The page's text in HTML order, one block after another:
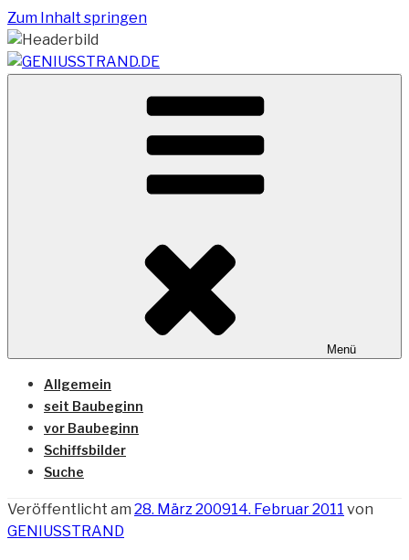
Zum Inhalt springen
GENIUSSTRAND.DE
Vom Geniusstrand zum JadeWeserPort/Container
Terminal Wilhelmshaven
Menü
Allgemein
seit Baubeginn
vor Baubeginn
Schiffsbilder
Suche
Veröffentlicht am 28. März 200914. Februar 2011 von
GENIUSSTRAND